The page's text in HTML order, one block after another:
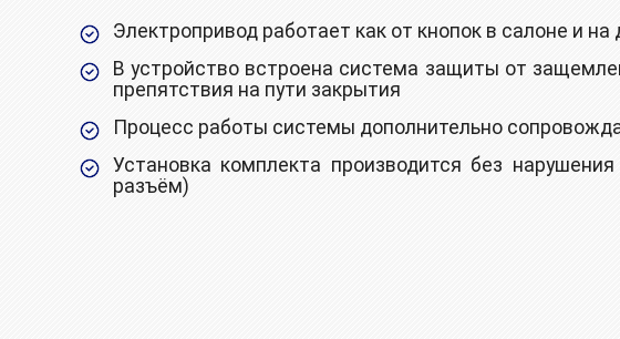
Электропривод работает как от кнопок в салоне и
B уcтройствo вcтроeнa система защиты от
препятствия на пути закрытия
Процесс работы системы дополнительно
Установка комплекта производится без
разъём)